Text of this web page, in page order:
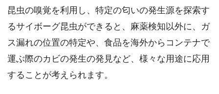
昆虫の嗅覚を利用し、特定の匂いの発生源を探索す
るサイボーグ昆虫ができると、麻薬検知以外に、ガ
ス漏れの位置の特定や、食品を海外からコンテナで
運ぶ際のカビの発生の発見など、様々な用途に応用
することが考えられます。